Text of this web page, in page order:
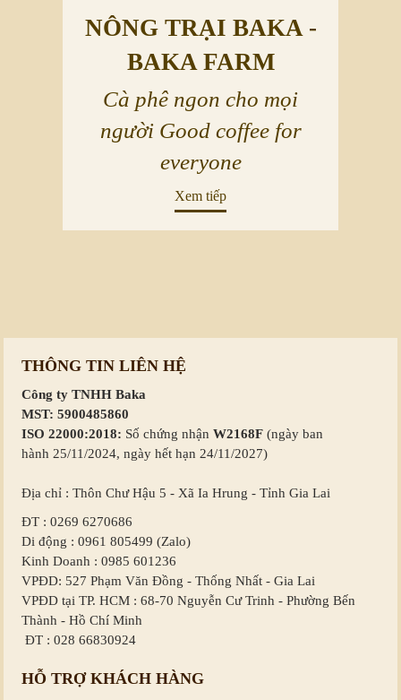
NÔNG TRẠI BAKA -
BAKA FARM
Cà phê ngon cho mọi
người Good coffee for
everyone
Xem tiếp
THÔNG TIN LIÊN HỆ
Công ty TNHH Baka
MST: 5900485860
ISO 22000:2018: Số chứng nhậnW2168F (ngày ban
hành 25/11/2024, ngày hết hạn 24/11/2027)
Địa chỉ : Thôn Chư Hậu 5 - Xã Ia Hrung - Tỉnh Gia Lai
ĐT : 0269 6270686
Di động : 0961 805499 (Zalo)
Kinh Doanh : 0985 601236
VPĐD: 527 Phạm Văn Đồng - Thống Nhất - Gia Lai
VPĐD tại TP. HCM : 68-70 Nguyễn Cư Trinh - Phường Bến
Thành - Hồ Chí Minh
ĐT : 028 66830924
HỖ TRỢ KHÁCH HÀNG